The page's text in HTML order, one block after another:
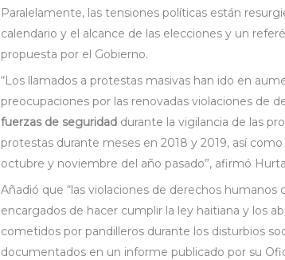
Paralelamente, las tensiones políticas están
calendario y el alcance de las elecciones y un
propuesta por el Gobierno.
“Los llamados a protestas masivas han ido en
preocupaciones por las renovadas violaciones de
fuerzas de seguridad durante la vigilancia de las
protestas durante meses en 2018 y 2019, así
octubre y noviembre del año pasado”, afirmó
Añadió que “las violaciones de derechos
encargados de hacer cumplir la ley haitiana y los
cometidos por pandilleros durante los disturbios
documentados en un informe publicado por su